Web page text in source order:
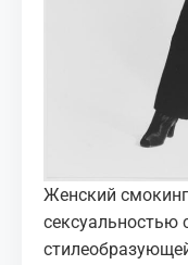
Женский смокинг
сексуальностью